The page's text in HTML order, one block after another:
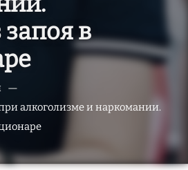
в
—
алкоголизме и наркомании.